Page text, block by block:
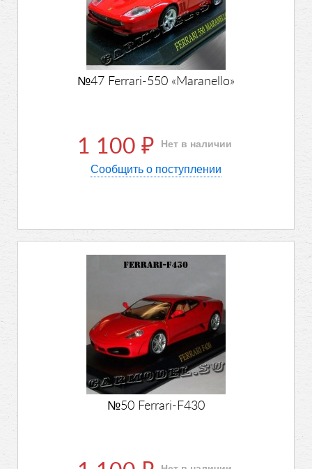
№47 Ferrari-550 «Maranello»
1 100 ₽ Нет в наличии
Сообщить о поступлении
№50 Ferrari-F430